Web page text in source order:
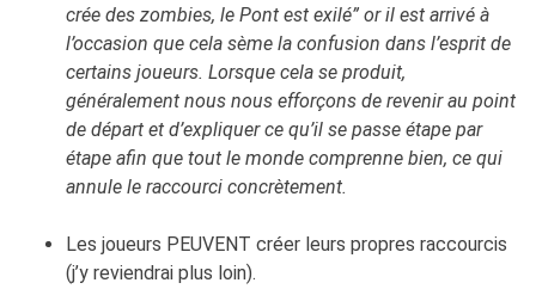
crée des zombies, le Pont est exilé” or il est arrivé à
l’occasion que cela sème la confusion dans l’esprit de
certains joueurs. Lorsque cela se produit,
généralement nous nous efforçons de revenir au point
de départ et d’expliquer ce qu’il se passe étape par
étape afin que tout le monde comprenne bien, ce qui
annule le raccourci concrètement.
Les joueurs PEUVENT créer leurs propres raccourcis
(j’y reviendrai plus loin).